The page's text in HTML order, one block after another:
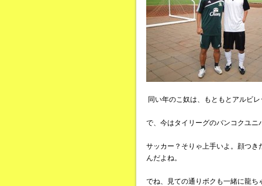
同い年のこ奴は、もともとアルビ
で、今はタイリーグのバンコクユ
サッカー？そりゃ上手いよ。顔つき
んだよね。
でね、見ての通りボクも一緒に龍